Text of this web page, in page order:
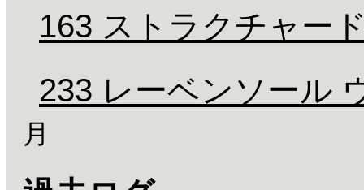
163 ストラクチャー
233 レーベンソール
月